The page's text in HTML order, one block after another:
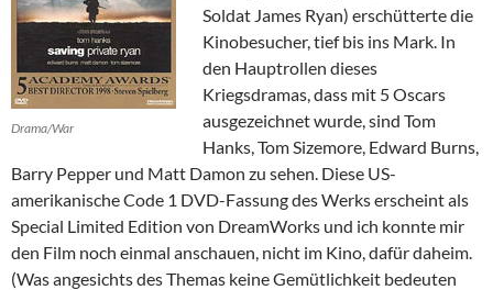
Drama/War
Soldat James Ryan) erschütterte die
Kinobesucher, tief bis ins Mark. In
den Hauptrollen dieses
Kriegsdramas, dass mit 5 Oscars
ausgezeichnet wurde, sind Tom
Hanks, Tom Sizemore, Edward Burns,
Barry Pepper und Matt Damon zu sehen. Diese US-
amerikanische Code 1 DVD-Fassung des Werks erscheint als
Special Limited Edition von DreamWorks und ich konnte mir
den Film noch einmal anschauen, nicht im Kino, dafür daheim.
(Was angesichts des Themas keine Gemütlichkeit bedeuten